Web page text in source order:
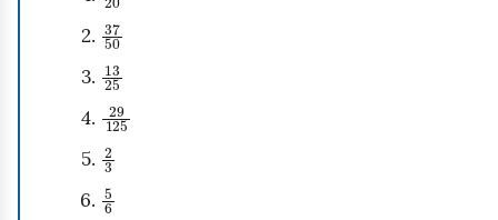
37
50
13
25
29
125
2
3
5
6